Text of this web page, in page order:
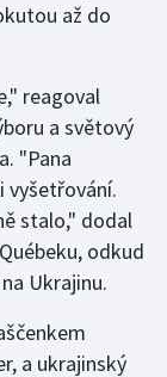
až do
reagoval
a světový
"Pana
vyšetřování.
stalo," dodal
odkud
Ukrajinu.
a ukrajinský